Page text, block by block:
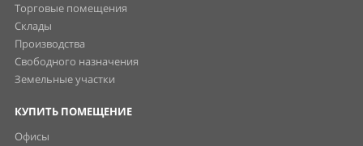
Торговые помещения
Склады
Производства
Свободного назначения
Земельные участки
КУПИТЬ ПОМЕЩЕНИЕ
Офисы